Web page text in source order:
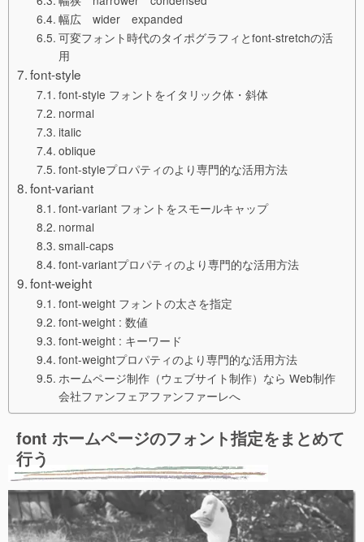
幅広 wider expanded
可変フォント時代のタイポグラフィとfont-stretchの活
用
font-style
font-style フォントをイタリック体・斜体
normal
italic
oblique
font-styleプロパティのより専門的な活用方法
font-variant
font-variant フォントをスモールキャップ
normal
small-caps
font-variantプロパティのより専門的な活用方法
font-weight
font-weight フォントの太さを指定
font-weight : 数値
font-weight : キーワード
font-weightプロパティのより専門的な活用方法
ホームページ制作（ウェブサイト制作）なら Web制作
会社ファンフェアファンファーレへ
font ホームページのフォント指定をまとめて
行う